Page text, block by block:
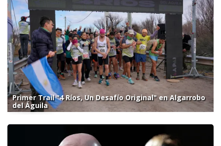
Primer Trail "4 Ríos, Un Desafío Original" en Algarrobo
del Águila